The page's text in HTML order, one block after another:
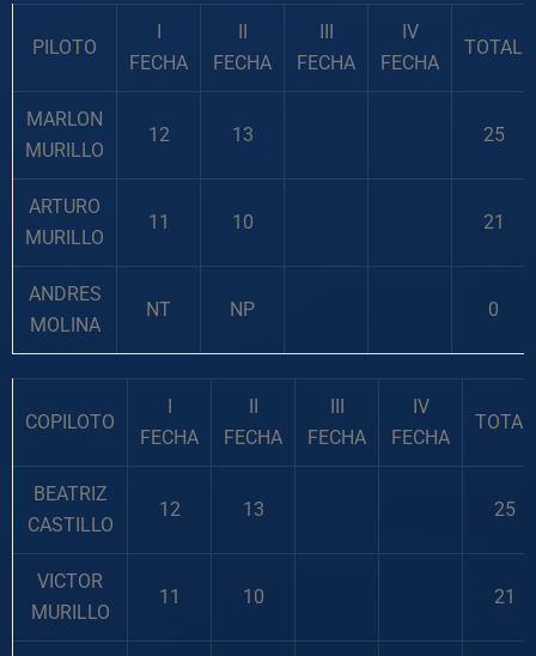
PILOTO
I
FECHA
II
FECHA
III
FECHA
IV
FECHA
TOTAL
MARLON
MURILLO
12 13 25
ARTURO
MURILLO
11 10 21
ANDRES
MOLINA
NT NP 0
COPILOTO
I
FECHA
II
FECHA
III
FECHA
IV
FECHA
TOTAL
BEATRIZ
CASTILLO
12 13 25
VICTOR
MURILLO
11 10 21